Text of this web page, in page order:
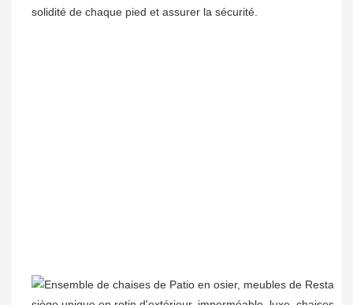
solidité de chaque pied et assurer la sécurité.